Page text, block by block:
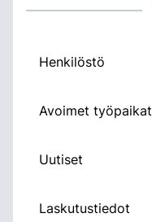
Henkilöstö
Avoimet työpaikat
Uutiset
Laskutustiedot